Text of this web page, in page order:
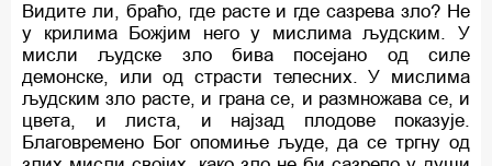
Видите ли, браћо, где расте и где сазрева зло? Не
у крилима Божјим него у мислима људским. У
мисли људске зло бива посејано од силе
демонске, или од страсти телесних. У мислима
људским зло расте, и грана се, и размножава се, и
цвета, и листа, и најзад плодове показује.
Благовремено Бог опомиње људе, да се тргну од